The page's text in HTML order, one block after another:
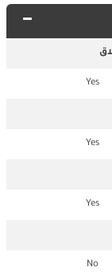
Yes
Yes
Yes
No